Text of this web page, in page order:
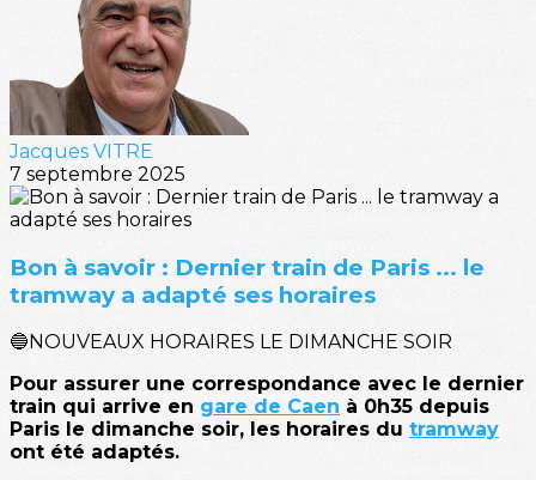
Jacques VITRE
7 septembre 2025
Bon à savoir : Dernier train de Paris ... le
tramway a adapté ses horaires
🔵NOUVEAUX HORAIRES LE DIMANCHE SOIR
Pour assurer une correspondance avec le dernier
train qui arrive en gare de Caen à 0h35 depuis
Paris le dimanche soir, les horaires du tramway
ont été adaptés.